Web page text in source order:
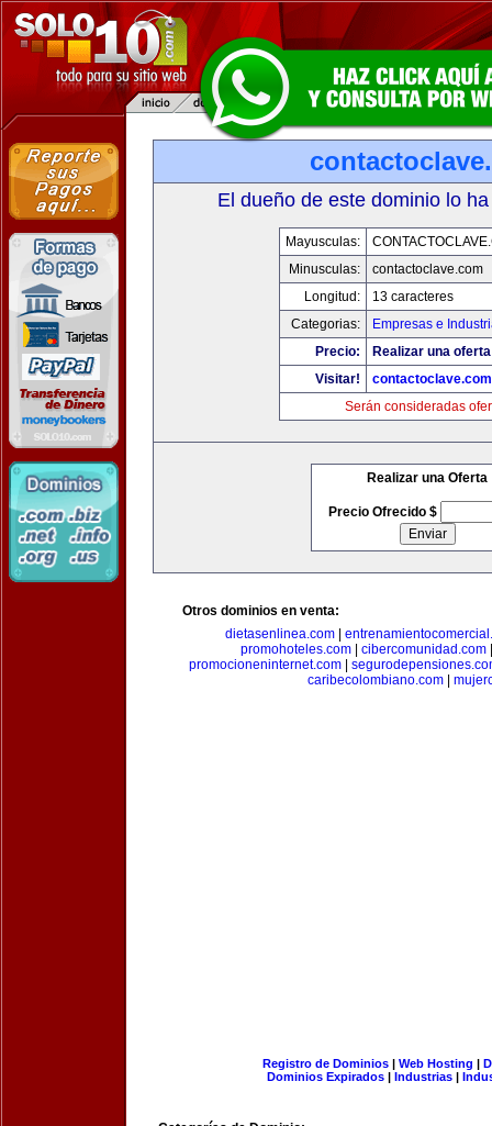
El dueño de este dominio lo
Mayusculas:
Minusculas:
contactoclave.com
Longitud:
13 caracteres
Categorias:
Empresas e
Precio:
Realizar una
Visitar!
contactoclave.com
Serán consideradas
Realizar una Oferta
Precio Ofrecido $
Otros dominios en venta:
dietasenlinea.com|
promohoteles.com
cibercomunidad.com
promocioneninternet.com|
caribecolombiano.com|
Registro de Dominios| Web Hosting |
Dominios Expirados | Industrias |